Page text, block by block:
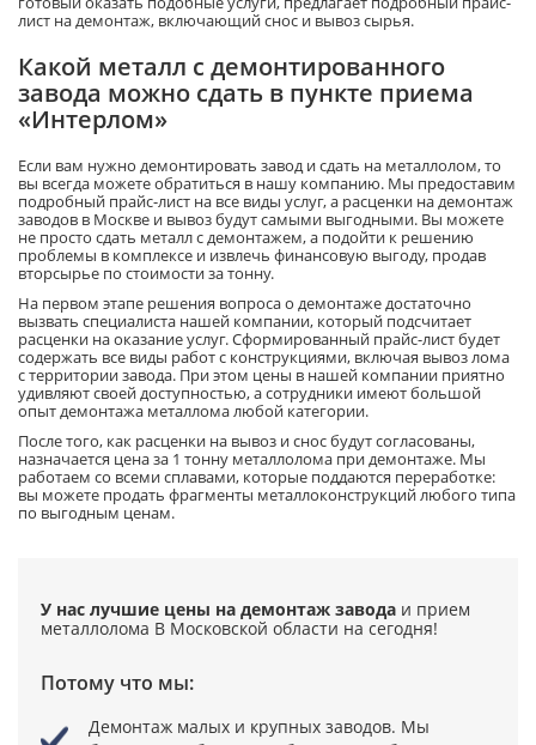
лист на демонтаж, включающий снос и вывоз сырья.
Какой металл с демонтированного
завода можно сдать в пункте приема
«Интерлом»
Если вам нужно демонтировать завод и сдать на металлолом, то
вы всегда можете обратиться в нашу компанию. Мы предоставим
подробный прайс-лист на все виды услуг, а расценки на демонтаж
заводов в Москве и вывоз будут самыми выгодными. Вы можете
не просто сдать металл с демонтажем, а подойти к решению
проблемы в комплексе и извлечь финансовую выгоду, продав
вторсырье по стоимости за тонну.
На первом этапе решения вопроса о демонтаже достаточно
вызвать специалиста нашей компании, который подсчитает
расценки на оказание услуг. Сформированный прайс-лист будет
содержать все виды работ с конструкциями, включая вывоз лома
с территории завода. При этом цены в нашей компании приятно
удивляют своей доступностью, а сотрудники имеют большой
опыт демонтажа металлома любой категории.
После того, как расценки на вывоз и снос будут согласованы,
назначается цена за 1 тонну металлолома при демонтаже. Мы
работаем со всеми сплавами, которые поддаются переработке:
вы можете продать фрагменты металлоконструкций любого типа
по выгодным ценам.
У нас лучшие цены на демонтаж завода и прием
металлолома В Московской области на сегодня!
Потому что мы:
Демонтаж малых и крупных заводов. Мы